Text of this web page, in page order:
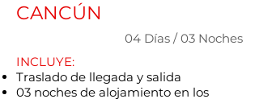
CANCÚN
04 Días / 03 Noches
INCLUYE:
Traslado de llegada y salida
03 noches de alojamiento en los